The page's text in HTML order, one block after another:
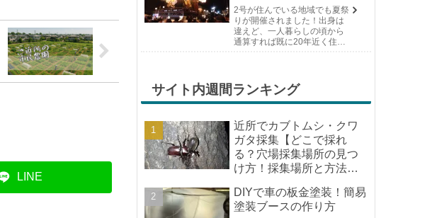
LINE
2号が住んでいる地域でも夏祭
りが開催されました！出身は
違えど、一人暮らしの頃から
通算すれば既に20年近く住ん
す。そして、それは2号嫁も同
じようで、夏祭りが近いづい...
サイト内週間ランキング
近所でカブトムシ・クワ
ガタ採集【どこで採れ
る？穴場採集場所の見つ
け方！採集場所と方法や
DIYで車の板金塗装！簡易
塗装ブースの作り方